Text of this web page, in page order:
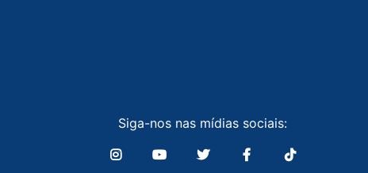
Siga-nos nas mídias sociais: